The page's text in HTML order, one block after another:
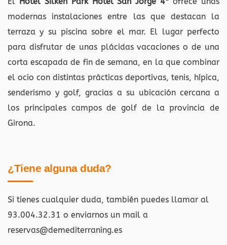
modernas instalaciones entre las que destacan la
terraza y su piscina sobre el mar. El lugar perfecto
para disfrutar de unas plácidas vacaciones o de una
corta escapada de fin de semana, en la que combinar
el ocio con distintas prácticas deportivas, tenis, hípica,
senderismo y golf, gracias a su ubicación cercana a
los principales campos de golf de la provincia de
Girona.
¿Tiene alguna duda?
Si tienes cualquier duda, también puedes llamar al
93.004.32.31 o enviarnos un mail a
reservas@demediterraning.es